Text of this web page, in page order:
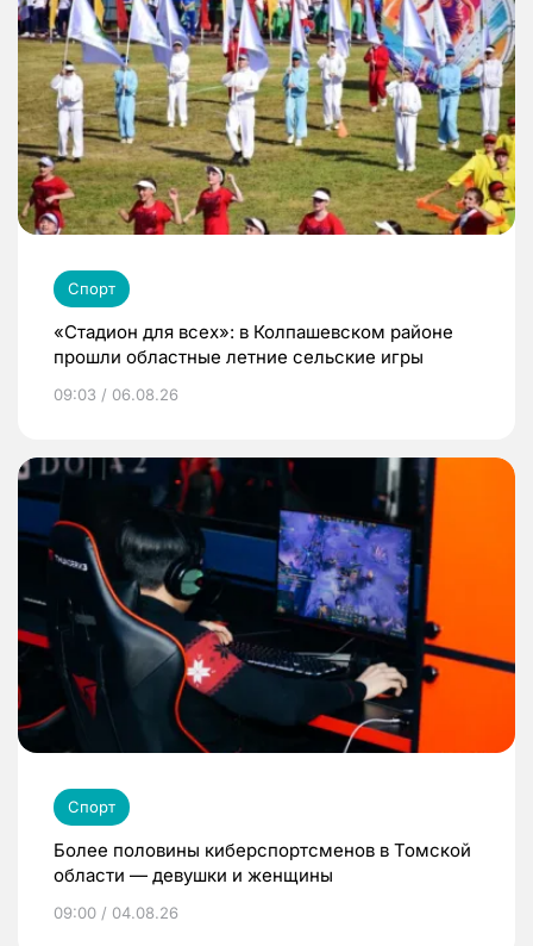
Спорт
«Стадион для всех»: в Колпашевском районе
прошли областные летние сельские игры
09:03 / 06.08.26
Спорт
Более половины киберспортсменов в Томской
области — девушки и женщины
09:00 / 04.08.26